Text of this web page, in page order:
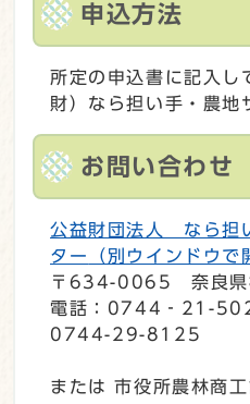
申込方法
所定の申込書に記入し
財）なら担い手・農地
お問い合わせ
公益財団法人 なら担
ター
（別ウインドウで
〒634-0065 奈良県
電話：0744‐21-
0744-29-8125
または 市役所農林商工